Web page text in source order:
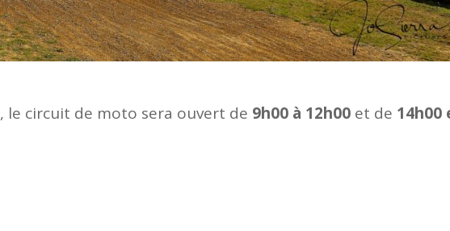
, le circuit de moto sera ouvert de 9h00 à 12h00 et de 14h00